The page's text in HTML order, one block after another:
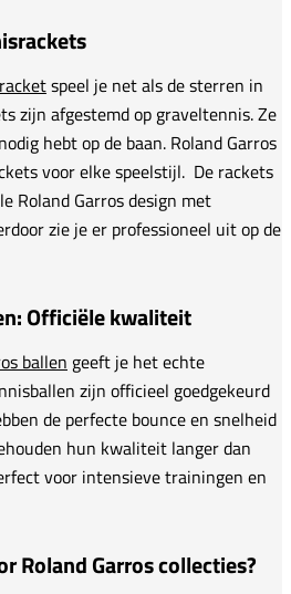
speel je net als de sterren in
zijn afgestemd op graveltennis. Ze
hebt op de baan. Roland Garros
voor elke speelstijl. De rackets
Roland Garros design met
zie je er professioneel uit op de
Officiële kwaliteit
ballen geeft je het echte
zijn officieel goedgekeurd
de perfecte bounce en snelheid
hun kwaliteit langer dan
voor intensieve trainingen en
Roland Garros collecties?